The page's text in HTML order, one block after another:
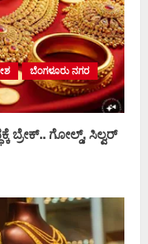
ಬೆಂಗಳೂರು ನಗರ
ಬ್ರೇಕ್‌.. ಗೋಲ್ಡ್‌, ಸಿಲ್ವರ್‌